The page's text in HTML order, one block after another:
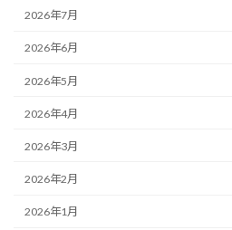
2026年7月
2026年6月
2026年5月
2026年4月
2026年3月
2026年2月
2026年1月